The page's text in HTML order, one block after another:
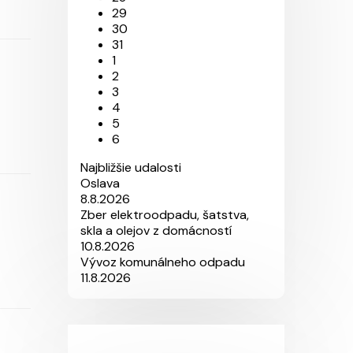
29
30
31
1
2
3
4
5
6
Najbližšie udalosti
Oslava
8.8.2026
Zber elektroodpadu, šatstva,
skla a olejov z domácností
10.8.2026
Vývoz komunálneho odpadu
11.8.2026